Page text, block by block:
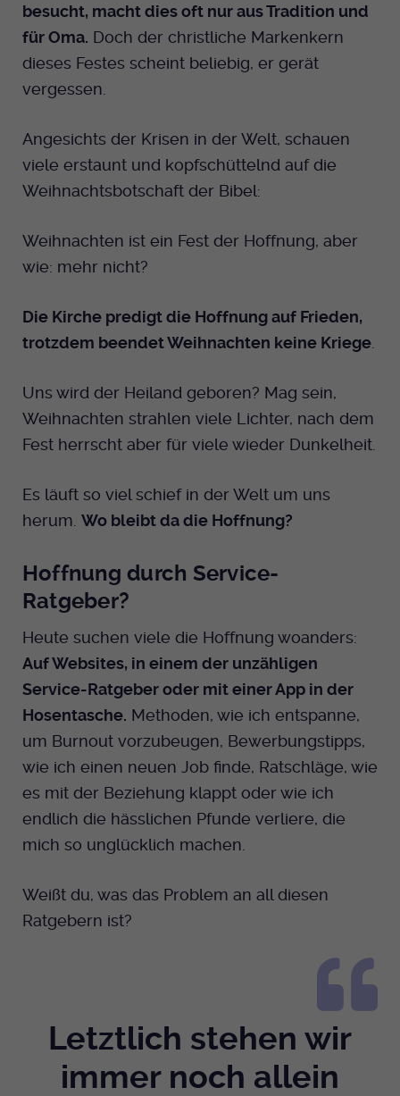
besucht, macht dies oft nur aus Tradition und
für Oma. Doch der christliche Markenkern
dieses Festes scheint beliebig, er gerät
vergessen.
Angesichts der Krisen in der Welt, schauen
viele erstaunt und kopfschüttelnd auf die
Weihnachtsbotschaft der Bibel:
Weihnachten ist ein Fest der Hoffnung, aber
wie: mehr nicht?
Die Kirche predigt die Hoffnung auf Frieden,
trotzdem beendet Weihnachten keine Kriege.
Uns wird der Heiland geboren? Mag sein,
Weihnachten strahlen viele Lichter, nach dem
Fest herrscht aber für viele wieder Dunkelheit.
Es läuft so viel schief in der Welt um uns
herum. Wo bleibt da die Hoffnung?
Hoffnung durch Service-
Ratgeber?
Heute suchen viele die Hoffnung woanders:
Auf Websites, in einem der unzähligen
Service-Ratgeber oder mit einer App in der
Hosentasche. Methoden, wie ich entspanne,
um Burnout vorzubeugen, Bewerbungstipps,
wie ich einen neuen Job finde, Ratschläge, wie
es mit der Beziehung klappt oder wie ich
endlich die hässlichen Pfunde verliere, die
mich so unglücklich machen.
Weißt du, was das Problem an all diesen
Ratgebern ist?
Letztlich stehen wir
immer noch allein
gelöscht. Ansonsten 1 Monat.
Einstellungen. Eine optionale Nummer